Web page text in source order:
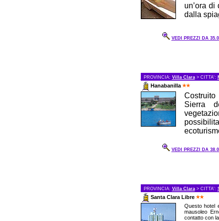
un’ora
dalla
VEDI PREZZI DA
PROVINCIA: Villa Clara> CITTA':
Hanabanilla
Sierra
VEDI PREZZI DA
PROVINCIA: Villa Clara> CITTA':
Santa Clara Libre
Questo hotel
mausoleo
contatto con